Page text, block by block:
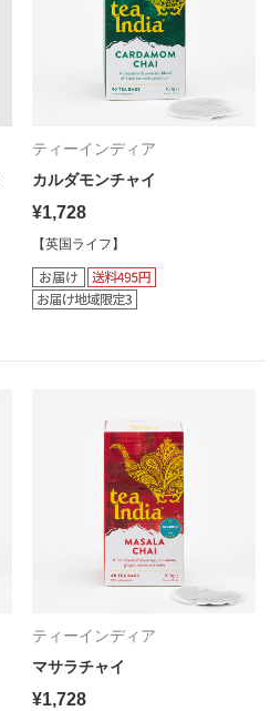
ティーインディア
カルダモンチャイ
¥1,728
【英国ライフ】
ティーインディア
マサラチャイ
¥1,728